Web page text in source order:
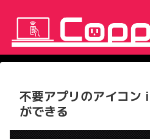
不要アプリのアイコン
ができる